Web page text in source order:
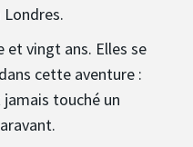
et vingt ans. Elles se
cette aventure :
jamais touché un